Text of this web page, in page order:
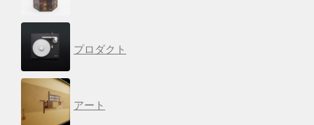
プロダクト
アート